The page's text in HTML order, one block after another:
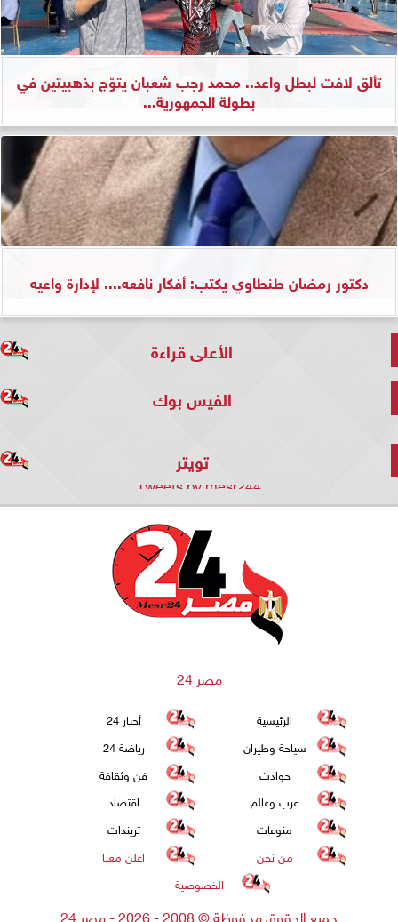
تألق لافت لبطل واعد.. محمد رجب شعبان يتوّج بذهبيتين في
بطولة الجمهورية...
دكتور رمضان طنطاوي يكتب: أفكار نافعه.... لإدارة واعيه
الأعلى قراءة
الفيس بوك
تويتر
Tweets by mesr244
مصر 24
الرئيسية
أخبار 24
سياحة وطيران
رياضة 24
حوادث
فن وثقافة
عرب وعالم
اقتصاد
منوعات
تريندات
من نحن
اعلن معنا
الخصوصية
جميع الحقوق محفوظة©